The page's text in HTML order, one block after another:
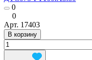
0
0
Арт. 17403
В корзину